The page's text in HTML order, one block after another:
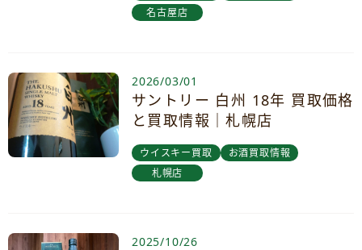
名古屋店
2026/03/01
サントリー 白州 18年 買取価格
と買取情報｜札幌店
ウイスキー買取
お酒買取情報
札幌店
2025/10/26